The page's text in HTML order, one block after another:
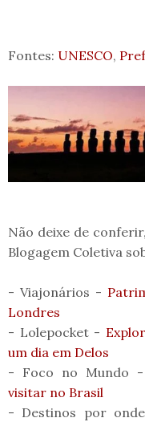
Fontes: UNESCO,
Não deixe de
Blogagem Coletiva
- Viajonários -
Londres
- Lolepocket -
um dia em Delos
- Foco no Mundo -
visitar no Brasil
- Destinos por